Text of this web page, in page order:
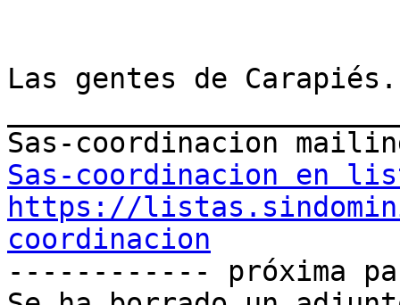
Las gentes de Carapiés.
Sas-coordinacion en
https://
coordinacion
------------ próxima